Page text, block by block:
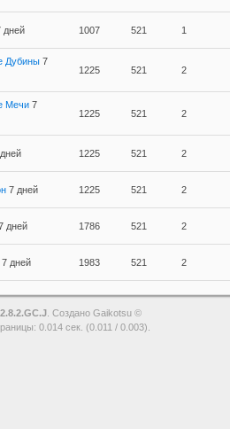
дней 1007 521 1
Дубины 7
1225 521 2
Мечи 7
1225 521 2
1225 521 2
7 дней 1225 521 2
дней 1786 521 2
7 дней 1983 521 2
2.8.2.GC.J . Создано Gaikotsu ©
0.014 сек. (0.011 / 0.003).